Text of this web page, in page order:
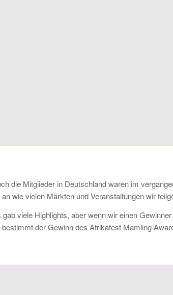
die Mitglieder in Deutschland waren im
an wie vielen Märkten und Veranstaltungen wir
gab viele Highlights, aber wenn wir einen
bestimmt der Gewinn des Afrikafest Mamling